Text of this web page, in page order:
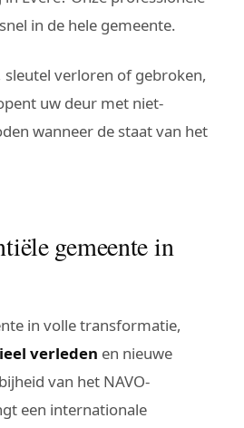
in de hele gemeente.
verloren of gebroken,
uw deur met niet-
wanneer de staat van het
gemeente in
in volle transformatie,
verleden en nieuwe
van het NAVO-
een internationale